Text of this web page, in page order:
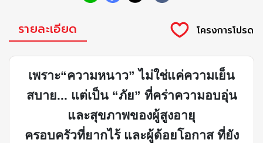
รายละเอียด
เพราะ“ความหนาว”ไม่ใช่แค่ความเย็น
สบาย... แต่เป็น “ภัย” ที่คร่าความอบอุ่น
และสุขภาพของผู้สูงอายุ
ครอบครัวที่ยากไร้ และผู้ด้อยโอกาส ที่ยัง